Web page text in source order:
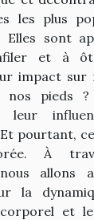
les plus
Elles sont
et à
impact
nos pieds
leur
pourtant,
À
allons
la
et